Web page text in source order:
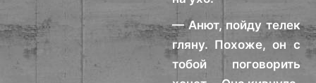
— Анют, пойду телек
гляну. Похоже, он с
тобой поговорить